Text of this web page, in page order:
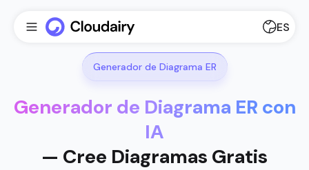
ES
Generador de Diagrama ER
Generador de Diagrama ER con
IA
— Cree Diagramas Gratis